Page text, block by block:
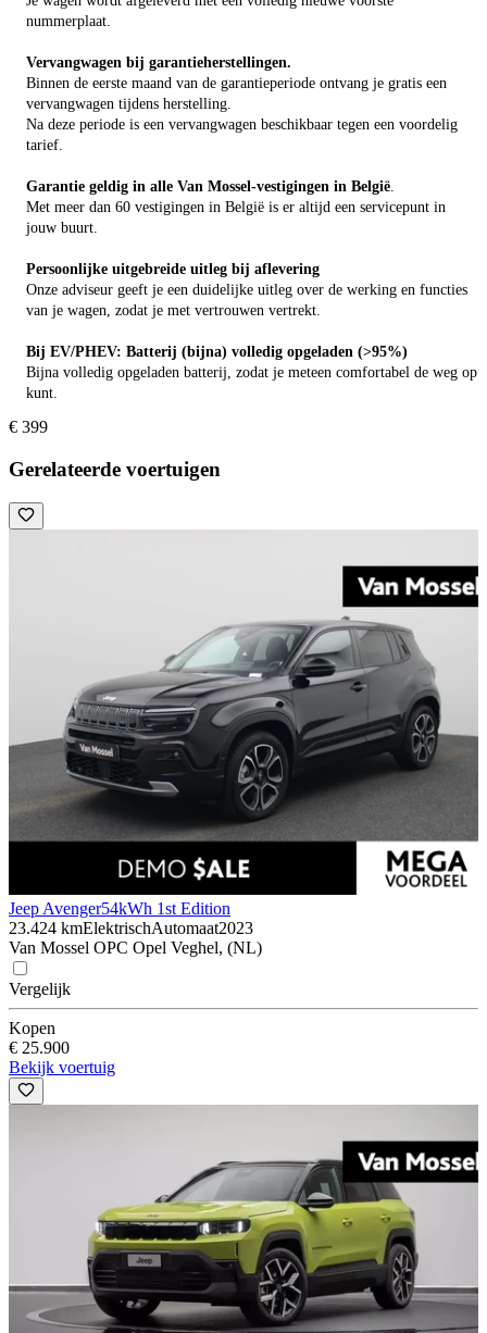
nummerplaat.
Vervangwagen bij garantieherstellingen.
Binnen de eerste maand van de garantieperiode ontvang je gratis een
vervangwagen tijdens herstelling.
Na deze periode is een vervangwagen beschikbaar tegen een voordelig
tarief.
Garantie geldig in alle Van Mossel-vestigingen in België
Met meer dan 60 vestigingen in België is er altijd een servicepunt in
jouw buurt.
Persoonlijke uitgebreide uitleg bij aflevering
Onze adviseur geeft je een duidelijke uitleg over de werking en functies
van je wagen, zodat je met vertrouwen vertrekt.
Bij EV/PHEV: Batterij (bijna) volledig opgeladen (>95%)
Bijna volledig opgeladen batterij, zodat je meteen comfortabel de weg op
kunt.
€ 399
Gerelateerde voertuigen
Jeep Avenger54kWh 1st Edition
23.424 kmElektrischAutomaat2023
Van Mossel OPC Opel Veghel, (NL)
Vergelijk
Kopen
€ 25.900
Bekijk voertuig